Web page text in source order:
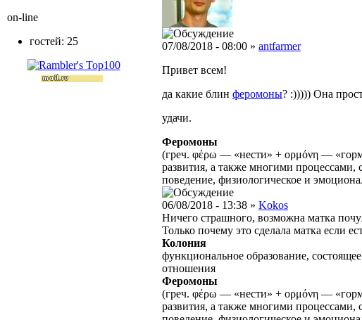
07/08/2018 - 08:00 » antfarmer
Привет всем!
да какие блин феромоны? :))))) Она
удачи.
Феромоны
(греч. φέρω — «нести» + ορμόνη —
развития, а также многими
поведение, физиологическое и
06/08/2018 - 13:38 » Kokos
Ничего страшного, возможна матка
Только почему это сделала матка если
Колония
функциональное образование,
отношения
Феромоны
(греч. φέρω — «нести» + ορμόνη —
развития, а также многими
on-line
гостей: 25